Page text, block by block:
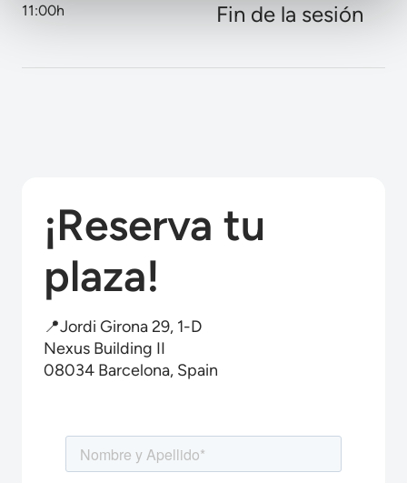
11:00h Fin de la sesión
¡Reserva tu
plaza!
📍Jordi Girona 29, 1-D
Nexus Building II
08034 Barcelona, Spain